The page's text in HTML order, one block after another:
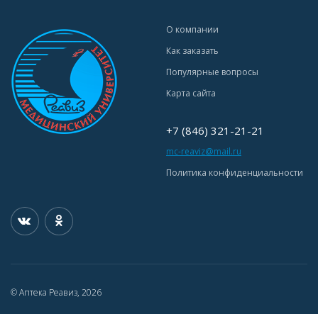
О компании
Как заказать
Популярные вопросы
Карта сайта
+7 (846) 321-21-21
mc-reaviz@mail.ru
Политика конфиденциальности
© Аптека Реавиз, 2026